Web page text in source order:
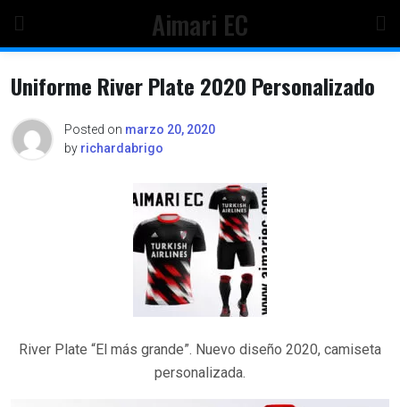
content
Aimari EC
Uniforme River Plate 2020 Personalizado
Posted on marzo 20, 2020
by richardabrigo
River Plate “El más grande”. Nuevo diseño 2020, camiseta
personalizada.